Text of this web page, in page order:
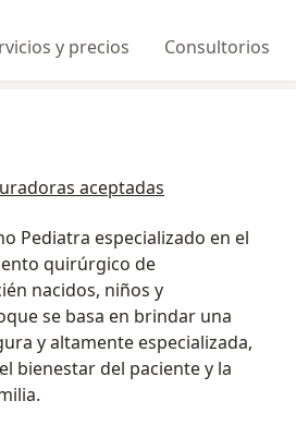
y precios Consultorios
aceptadas
Pediatra especializado en el
quirúrgico de
nacidos, niños y
se basa en brindar una
y altamente especializada,
bienestar del paciente y la